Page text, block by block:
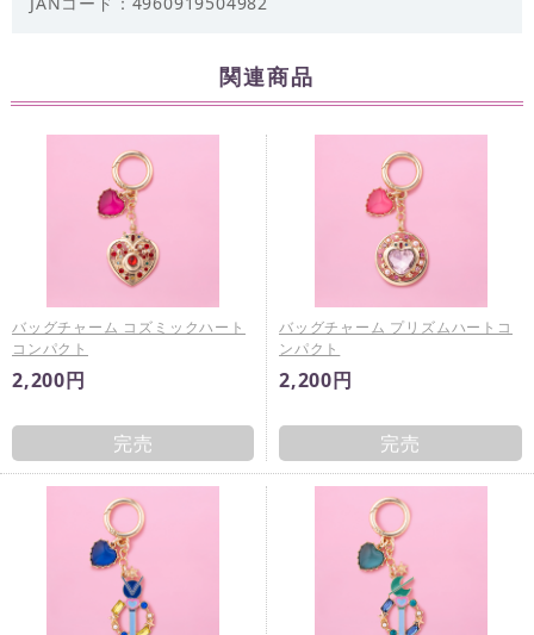
関連商品
バッグチャーム コズミックハート
コンパクト
2,200円
完売
バッグチャーム プリズムハートコ
ンパクト
2,200円
完売